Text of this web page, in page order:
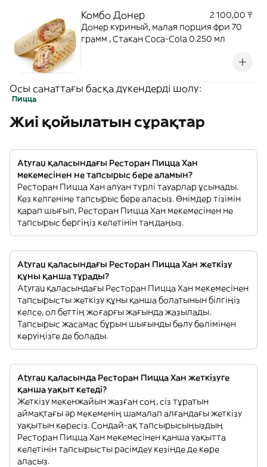
Комбо Донер
2 100,00 ₸
Донер куриный, малая порция фри 70
грамм , Стакан Coca-Cola 0.250 мл
Осы санаттағы басқа дүкендерді шолу:
Пицца
Жиі қойылатын сұрақтар
Atyrau қаласындағы Ресторан Пицца Хан
мекемесінен не тапсырыс бере аламын?
Ресторан Пицца Хан алуан түрлі тауарлар ұсынады.
Кез келгеніне тапсырыс бере аласыз. Өнімдер тізімін
қарап шығып, Ресторан Пицца Хан мекемесінен не
тапсырыс бергіңіз келетінін таңдаңыз.
Atyrau қаласындағы Ресторан Пицца Хан жеткізу
құны қанша тұрады?
Atyrau қаласындағы Ресторан Пицца Хан мекемесінен
тапсырысты жеткізу құны қанша болатынын білгіңіз
келсе, ол беттің жоғарғы жағында жазылады.
Тапсырыс жасамас бұрын шығынды бөлу бөлімінен
көруіңізге де болады.
Atyrau қаласында Ресторан Пицца Хан жеткізуге
қанша уақыт кетеді?
Жеткізу мекенжайын жазған соң, сіз тұратын
аймақтағы әр мекеменің шамалап алғандағы жеткізу
уақытын көресіз. Сондай-ақ тапсырысыңыздың
Ресторан Пицца Хан мекемесінен қанша уақытта
келетінін тапсырысты рәсімдеу кезінде де көре
аласыз.